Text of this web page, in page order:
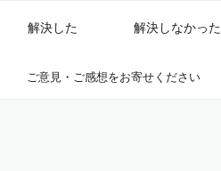
解決した 解決しなかった
ご意見・ご感想をお寄せください